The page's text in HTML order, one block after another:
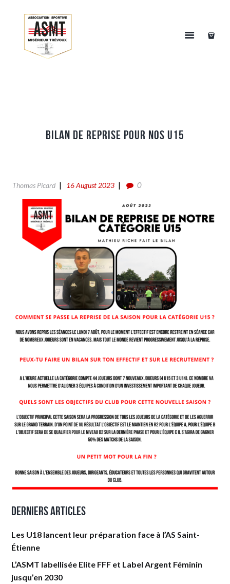
Bilan de reprise pour nos U15
Thomas Picard 16 August 2023 0
Derniers articles
Les U18 lancent leur préparation face à l’AS Saint-
Étienne
L’ASMT labellisée Elite FFF et Label Argent Féminin
jusqu’en 2030